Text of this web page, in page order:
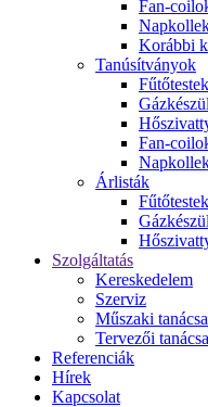
Fan-
Korábbi
Tanúsítványok
Fűtőtestek
Fan-
Árlisták
Fűtőtestek
Szolgáltatás
Kereskedelem
Szerviz
Műszaki
Tervezői
Referenciák
Hírek
Kapcsolat